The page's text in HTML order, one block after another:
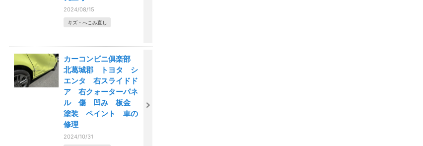
2024/08/15
キズ・へこみ直し
カーコンビニ俱楽部
北葛城郡 トヨタ シ
エンタ 右スライドド
ア 右クォーターパネ
ル 傷 凹み 板金
塗装 ペイント 車の
修理
2024/10/31